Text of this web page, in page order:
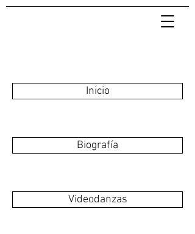
Inicio
Biografía
Videodanzas